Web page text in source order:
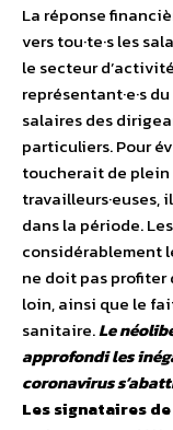
La réponse
vers tou·te·s les
le secteur
représentant·e·s
salaires des
particuliers. Pour
toucherait de plein
dans la période.
considérablement
ne doit pas profiter
loin, ainsi que le
sanitaire.Le
approfondi les
coronavirus
Les signataires